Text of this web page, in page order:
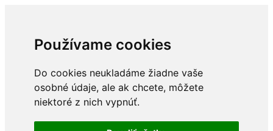
Používame cookies
Do cookies neukladáme žiadne vaše
osobné údaje, ale ak chcete, môžete
niektoré z nich vypnúť.